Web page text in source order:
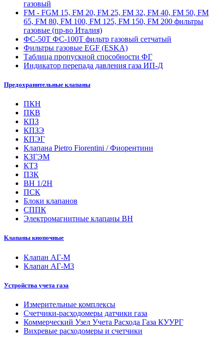
газовый
FM - FGM 15, FM 20, FM 25, FM 32, FM 40, FM 50, FM
65, FM 80, FM 100, FM 125, FM 150, FM 200 фильтры
газовые (пр-во Италия)
ФС-50Т ФС-100Т фильтр газовый сетчатый
Фильтры газовые EGF (ESKA)
Таблица пропускной способности ФГ
Индикатор перепада давления газа ИП-Д
Предохранительные клапаны
ПКН
ПКВ
КПЗ
КПЗЭ
КПЭГ
Клапана Pietro Fiorentini / Фиорентини
КЗГЭМ
КТЗ
ПЗК
ВН 1/2Н
ПСК
Блоки клапанов
СППК
Электромагнитные клапаны ВН
Клапаны кнопочные
Клапан АГ-М
Клапан АГ-М3
Устройства учета газа
Измерительные комплексы
Счетчики-расходомеры датчики газа
Коммерческий Узел Учета Расхода Газа КУУРГ
Вихревые расходомеры и счетчики